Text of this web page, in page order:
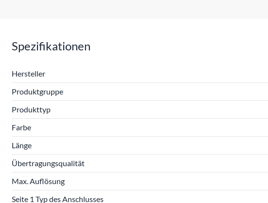
Spezifikationen
Hersteller
Produktgruppe
Produkttyp
Farbe
Länge
Übertragungsqualität
Max. Auflösung
Seite 1 Typ des Anschlusses